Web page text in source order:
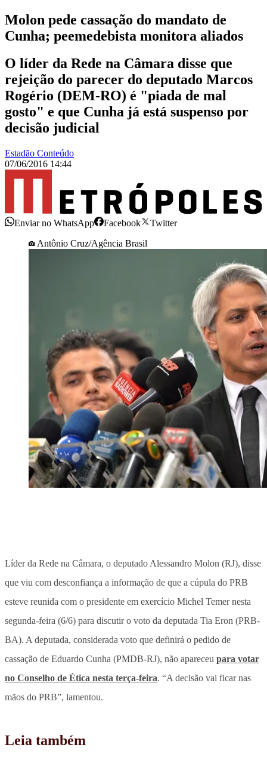
Molon pede cassação do mandato de
Cunha; peemedebista monitora aliados
O líder da Rede na Câmara disse que
rejeição do parecer do deputado Marcos
Rogério (DEM-RO) é "piada de mal
gosto" e que Cunha já está suspenso por
decisão judicial
Estadão Conteúdo
07/06/2016 14:44
Enviar no WhatsApp Facebook
Twitter
Antônio Cruz/Agência Brasil
Líder da Rede na Câmara, o deputado Alessandro Molon (RJ), disse
que viu com desconfiança a informação de que a cúpula do PRB
esteve reunida com o presidente em exercício Michel Temer nesta
segunda-feira (6/6) para discutir o voto da deputada Tia Eron (PRB-
BA). A deputada, considerada voto que definirá o pedido de
cassação de Eduardo Cunha (PMDB-RJ), não apareceu para votar
no Conselho de Ética nesta terça-feira. “A decisão vai ficar nas
mãos do PRB”, lamentou.
Leia também